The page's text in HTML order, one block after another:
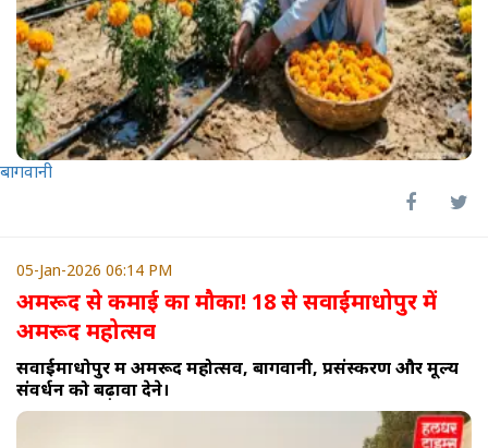
बागवानी
05-Jan-2026 06:14 PM
अमरूद से कमाई का मौका! 18 से सवाईमाधोपुर में
अमरूद महोत्सव
सवाईमाधोपुर में अमरूद महोत्सव, बागवानी, प्रसंस्करण और मूल्य
संवर्धन को बढ़ावा देने।